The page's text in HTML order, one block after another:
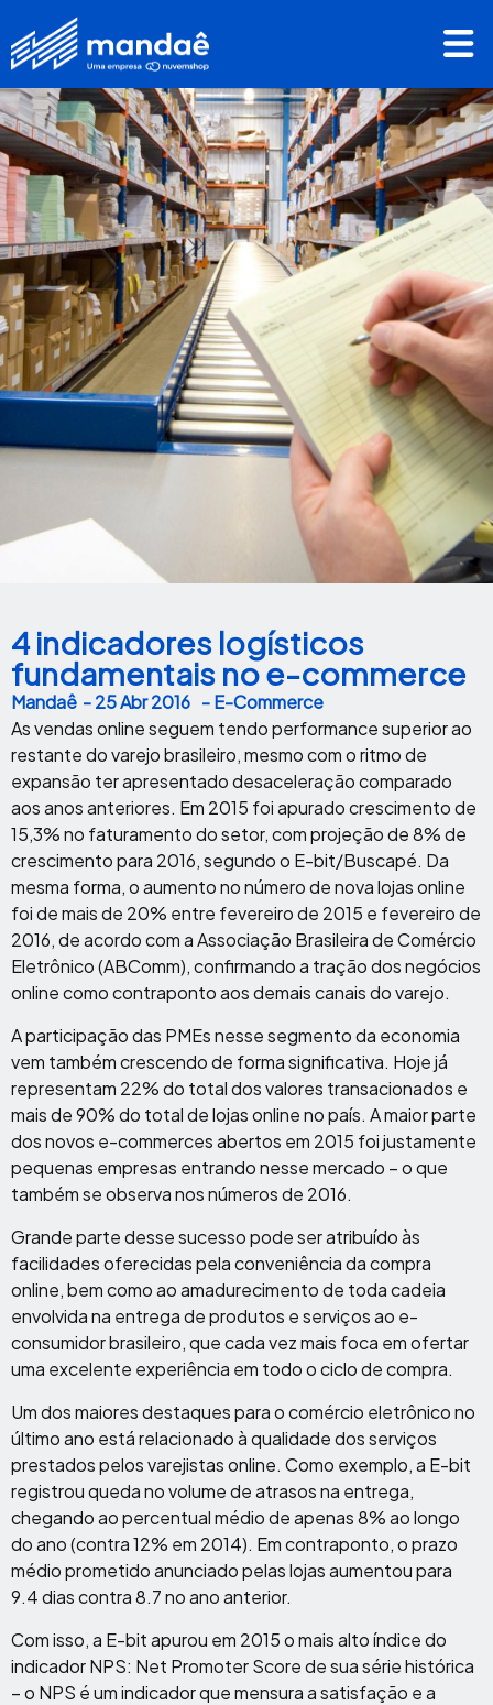
4 indicadores logísticos
fundamentais no e-commerce
Mandaê -25 Abr 2016 - E-Commerce
As vendas online seguem tendo performance superior ao
restante do varejo brasileiro, mesmo com o ritmo de
expansão ter apresentado desaceleração comparado
aos anos anteriores. Em 2015 foi apurado crescimento de
15,3% no faturamento do setor, com projeção de 8% de
crescimento para 2016, segundo o E-bit/Buscapé. Da
mesma forma, o aumento no número de nova lojas online
foi de mais de 20% entre fevereiro de 2015 e fevereiro de
2016, de acordo com a Associação Brasileira de Comércio
Eletrônico (ABComm), confirmando a tração dos negócios
online como contraponto aos demais canais do varejo.
A participação das PMEs nesse segmento da economia
vem também crescendo de forma significativa. Hoje já
representam 22% do total dos valores transacionados e
mais de 90% do total de lojas online no país. A maior parte
dos novos e-commerces abertos em 2015 foi justamente
pequenas empresas entrando nesse mercado – o que
também se observa nos números de 2016.
Grande parte desse sucesso pode ser atribuído às
facilidades oferecidas pela conveniência da compra
online, bem como ao amadurecimento de toda cadeia
envolvida na entrega de produtos e serviços ao e-
consumidor brasileiro, que cada vez mais foca em ofertar
uma excelente experiência em todo o ciclo de compra.
Um dos maiores destaques para o comércio eletrônico no
último ano está relacionado à qualidade dos serviços
prestados pelos varejistas online. Como exemplo, a E-bit
registrou queda no volume de atrasos na entrega,
chegando ao percentual médio de apenas 8% ao longo
do ano (contra 12% em 2014). Em contraponto, o prazo
médio prometido anunciado pelas lojas aumentou para
9.4 dias contra 8.7 no ano anterior.
Com isso, a E-bit apurou em 2015 o mais alto índice do
indicador NPS: Net Promoter Score de sua série histórica
– o NPS é um indicador que mensura a satisfação e a